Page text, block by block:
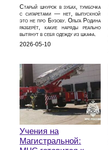
Старый шнурок в зубах, тумбочка
с сигаретами — нет, выпускной
это не про Бузову. Ольга Родина
разберёт, какие наряды реально
вытянут в себя одежду из шкафа.
2026-05-10
Учения на
Магистральной: